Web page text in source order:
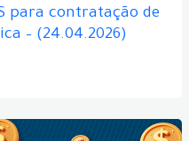
para contratação de
– (24.04.2026)